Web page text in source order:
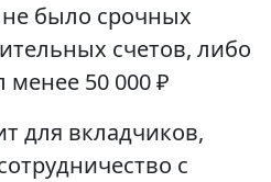
было срочных
счетов, либо
менее 50 000 ₽
для вкладчиков,
с